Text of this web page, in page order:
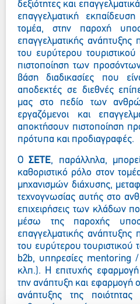
δεξιότητες και
επαγγελματική
τομέα, στην παροχή
επαγγελματικής ανάπτυξης
του ευρύτερου τουριστικού
πιστοποίηση των
βάση διαδικασίες που
αποδεκτές σε διεθνές
μας στο πεδίο των
εργαζόμενοι και
αποκτήσουν πιστοποίηση
πρότυπα και προδιαγραφές.
ΟΣΕΤΕ, παράλληλα,
καθοριστικό ρόλο στον
μηχανισμών διάχυσης,
τεχνογνωσίας αυτής στο
επιχειρήσεις των κλάδων
μέσω της παροχής
επαγγελματικής ανάπτυξης
του ευρύτερου
b2b, υπηρεσίες
κλπ.). Η επιτυχής εφαρμογή
την ανάπτυξη και
ανάπτυξης της